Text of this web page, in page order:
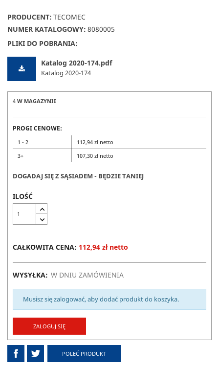
PRODUCENT: TECOMEC
NUMER KATALOGOWY: 8080005
PLIKI DO POBRANIA:
Katalog 2020-174.pdf
Katalog 2020-174
4 W MAGAZYNIE
PROGI CENOWE:
1 - 2
112,94 zł netto
3+
107,30 zł netto
DOGADAJ SIĘ Z SĄSIADEM - BĘDZIE TANIEJ
ILOŚĆ
CAŁKOWITA CENA: 112,94 zł netto
WYSYŁKA: W DNIU ZAMÓWIENIA
Musisz się zalogować, aby dodać produkt do koszyka.
ZALOGUJ SIĘ
POLEĆ PRODUKT